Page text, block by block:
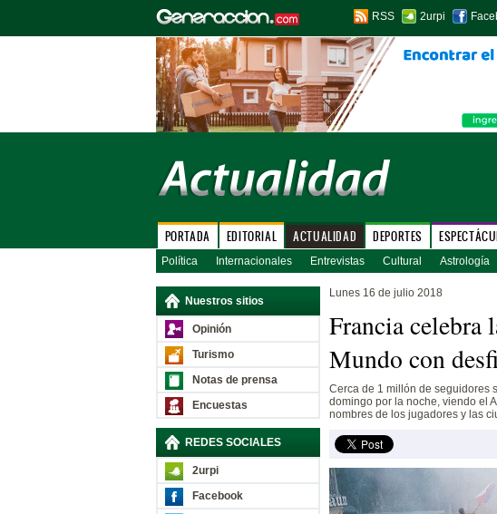
RSS 2urpi
PORTADA EDITORIAL ACTUALIDAD DEPORTES
Política Internacionales Entrevistas Cultural Astrología
Nuestros sitios
Opinión
Turismo
Notas de prensa
Encuestas
REDES SOCIALES
2urpi
Facebook
Lunes 16 de julio 2018
Francia celebra
Mundo con
Cerca de 1 millón de seguidores
domingo por la noche, viendo el
nombres de los jugadores y las